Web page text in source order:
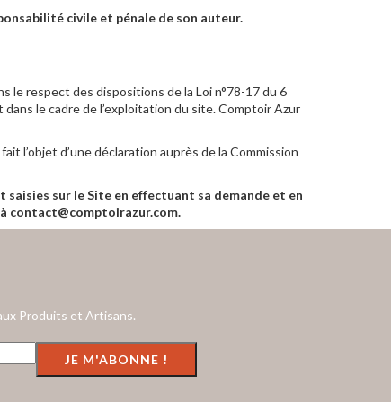
civile et pénale de son auteur.
le respect des dispositions de la Loi n°78-17 du 6
le cadre de l’exploitation du site. Comptoir Azur
l’objet d’une déclaration auprès de la Commission
sur le Site en effectuant sa demande et en
contact@comptoirazur.com.
Produits et Artisans.